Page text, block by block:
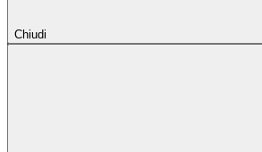
Chiudi